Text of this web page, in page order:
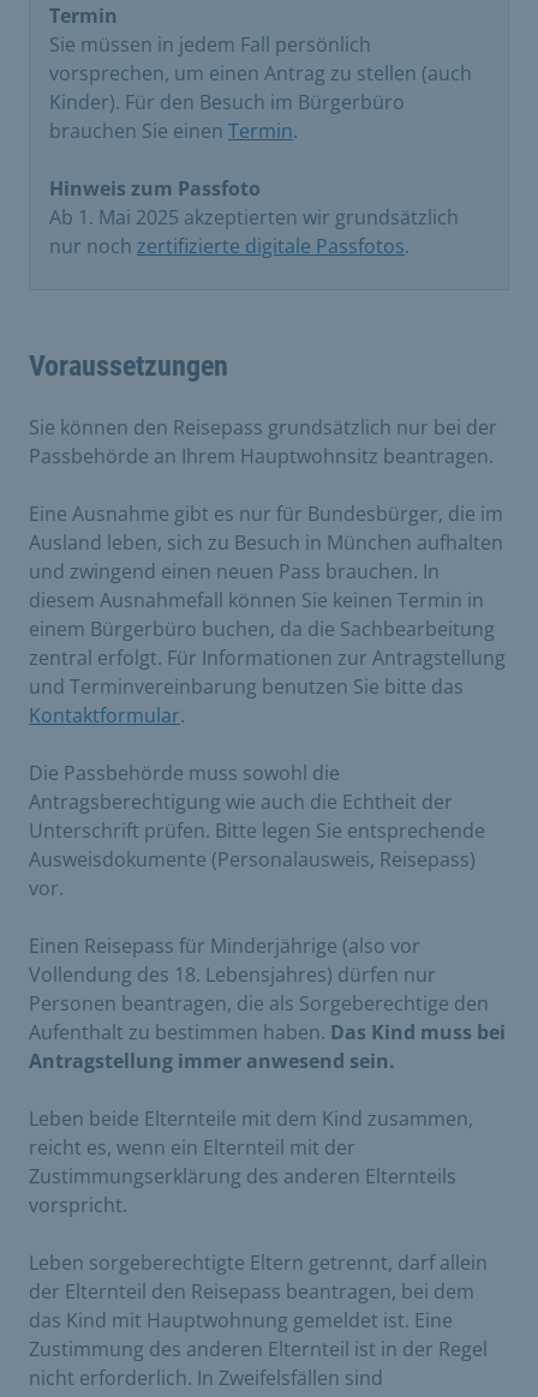
Termin
Sie müssen in jedem Fall persönlich
vorsprechen, um einen Antrag zu stellen (auch
Kinder). Für den Besuch im Bürgerbüro
brauchen Sie einen Termin.
Hinweis zum Passfoto
Ab 1. Mai 2025 akzeptierten wir grundsätzlich
nur noch zertifizierte digitale Passfotos.
Voraussetzungen
Sie können den Reisepass grundsätzlich nur bei der
Passbehörde an Ihrem Hauptwohnsitz beantragen.
Eine Ausnahme gibt es nur für Bundesbürger, die im
Ausland leben, sich zu Besuch in München aufhalten
und zwingend einen neuen Pass brauchen. In
diesem Ausnahmefall können Sie keinen Termin in
einem Bürgerbüro buchen, da die Sachbearbeitung
zentral erfolgt. Für Informationen zur Antragstellung
und Terminvereinbarung benutzen Sie bitte das
Kontaktformular.
Die Passbehörde muss sowohl die
Antragsberechtigung wie auch die Echtheit der
Unterschrift prüfen. Bitte legen Sie entsprechende
Ausweisdokumente (Personalausweis, Reisepass)
vor.
Einen Reisepass für Minderjährige (also vor
Vollendung des 18. Lebensjahres) dürfen nur
Personen beantragen, die als Sorgeberechtige den
Aufenthalt zu bestimmen haben. Das Kind muss bei
Antragstellung immer anwesend sein.
Leben beide Elternteile mit dem Kind zusammen,
reicht es, wenn ein Elternteil mit der
Zustimmungserklärung des anderen Elternteils
vorspricht.
Leben sorgeberechtigte Eltern getrennt, darf allein
der Elternteil den Reisepass beantragen, bei dem
das Kind mit Hauptwohnung gemeldet ist. Eine
Zustimmung des anderen Elternteil ist in der Regel
nicht erforderlich. In Zweifelsfällen sind